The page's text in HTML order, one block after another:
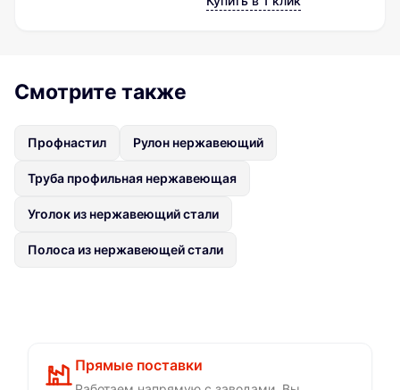
Смотрите также
Профнастил Рулон нержавеющий
Труба профильная нержавеющая
Уголок из нержавеющий стали
Полоса из нержавеющей стали
Прямые поставки